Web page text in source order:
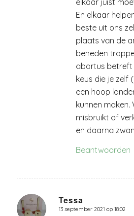
elkaar juist
En elkaar
beste uit ons
plaats van de
beneden
abortus betreft
keus die je zelf
een hoop
kunnen maken.
misbruikt of
en daarna
Beantwoorden
Tessa
zegt:
13 september 2021 op 18:02